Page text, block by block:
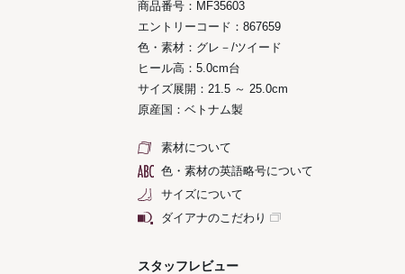
商品番号：MF35603
エントリーコード：867659
色・素材：グレ－/ツイード
ヒール高：5.0cm台
サイズ展開：21.5 ～ 25.0cm
原産国：ベトナム製
素材について
色・素材の英語略号について
サイズについて
ダイアナのこだわり
スタッフレビュー